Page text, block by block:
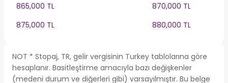
865,000 TL
870,000 TL
875,000 TL
880,000 TL
NOT * Stopaj, TR, gelir vergisinin Turkey tablolarına göre
hesaplanır. Basitleştirme amacıyla bazı değişkenler
(medeni durum ve diğerleri gibi) varsayılmıştır. Bu belge